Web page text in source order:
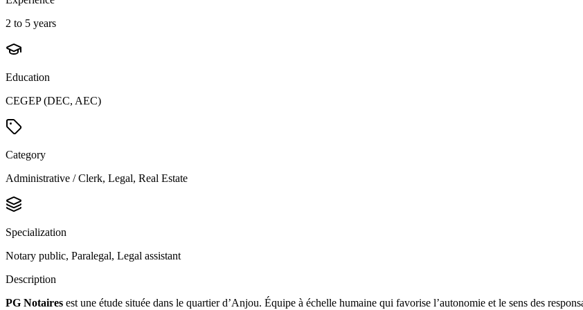
2 to 5 years
Education
CEGEP (DEC, AEC)
Category
Administrative / Clerk, Legal, Real Estate
Specialization
Notary public, Paralegal, Legal assistant
Description
PG Notaires est une étude située dans le quartier d’Anjou. Équipe à échelle humaine qui favorise l’autonomie et le sens des